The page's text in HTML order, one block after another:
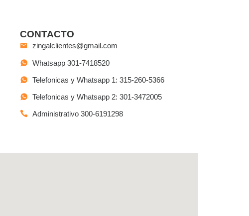
CONTACTO
zingalclientes@gmail.com
Whatsapp 301-7418520
Telefonicas y Whatsapp 1: 315-260-5366
Telefonicas y Whatsapp 2: 301-3472005
Administrativo 300-6191298